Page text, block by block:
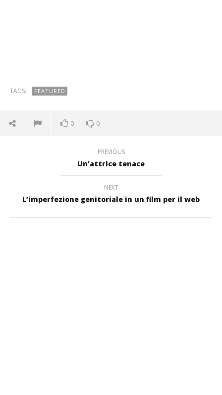
TAGS: FEATURED
0 0
PREVIOUS
Un’attrice tenace
NEXT
L’imperfezione genitoriale in un film per il web